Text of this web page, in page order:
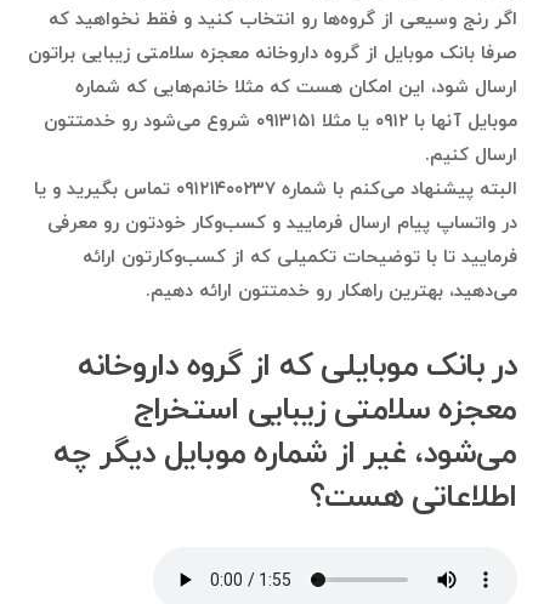
اگر رنج وسیعی از گروه‌ها رو انتخاب کنید و فقط نخواهید که
صرفا بانک موبایل از گروه داروخانه معجزه سلامتی زیبایی براتون
ارسال شود، این امکان هست که مثلا خانم‌هایی که شماره
موبایل آنها با ۰۹۱۲ یا مثلا ۰۹۱۳۱۵۱ شروع می‌شود رو خدمتتون
ارسال کنیم.
البته پیشنهاد می‌کنم با شماره ۰۹۱۲۱۴۰۰۲۳۷ تماس بگیرید و یا
در واتساپ پیام ارسال فرمایید و کسب‌وکار خودتون رو معرفی
فرمایید تا با توضیحات تکمیلی که از کسب‌وکارتون ارائه
می‌دهید، بهترین راهکار رو خدمتتون ارائه دهیم.
در بانک موبایلی که از گروه داروخانه
معجزه سلامتی زیبایی استخراج
می‌شود، غیر از شماره موبایل دیگر چه
اطلاعاتی هست؟